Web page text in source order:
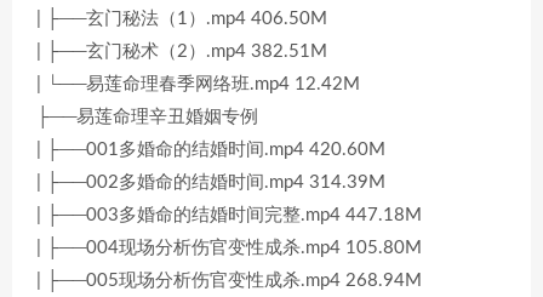
| ├──玄门秘法（1）.mp4 406.50M
| ├──玄门秘术（2）.mp4 382.51M
| └──易莲命理春季网络班.mp4 12.42M
├──易莲命理辛丑婚姻专例
| ├──001多婚命的结婚时间.mp4 420.60M
| ├──002多婚命的结婚时间.mp4 314.39M
| ├──003多婚命的结婚时间完整.mp4 447.18M
| ├──004现场分析伤官变性成杀.mp4 105.80M
| ├──005现场分析伤官变性成杀.mp4 268.94M